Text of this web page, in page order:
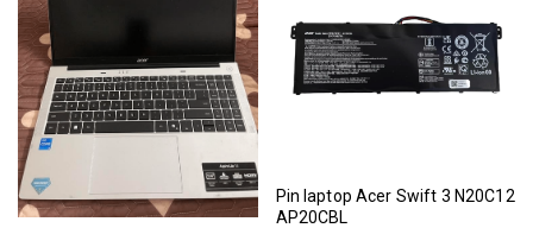
Pin laptop Acer Swift 3 N20C12
AP20CBL